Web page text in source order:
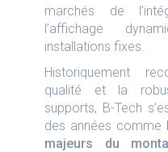
marchés de
l’affichage
installations fixes.
Historiquement
qualité et la
supports, B-Tech
des années comme
majeurs du